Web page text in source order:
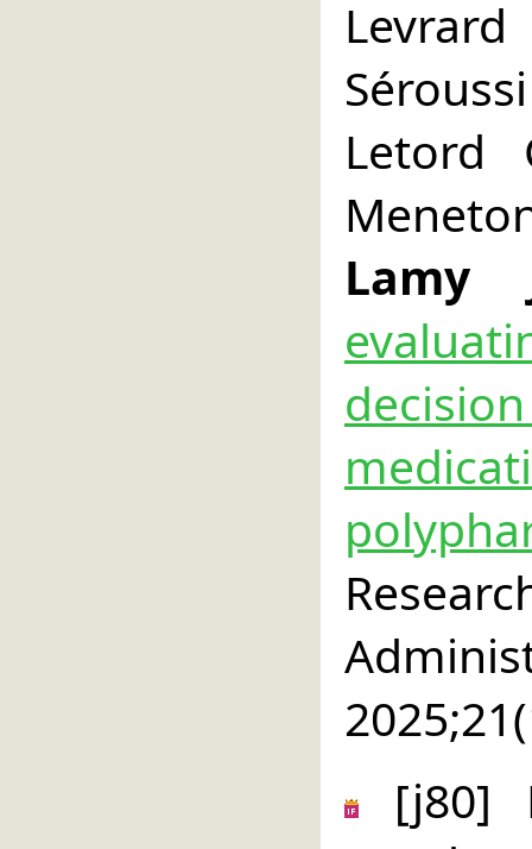
Letord
Lamy
[j80]